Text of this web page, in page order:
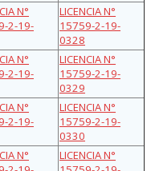
N°
2-19-
LICENCIA N°
15759-2-19-
0328
N°
2-19-
LICENCIA N°
15759-2-19-
0329
N°
2-19-
LICENCIA N°
15759-2-19-
0330
N°
LICENCIA N°